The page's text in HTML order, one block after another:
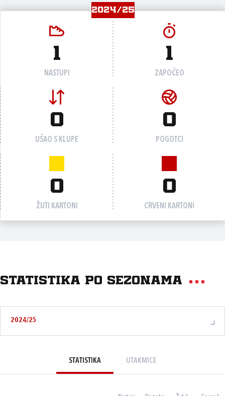
2024/25
1
NASTUPI
1
ZAPOČEO
0
UŠAO S KLUPE
0
POGOTCI
0
ŽUTI KARTONI
0
CRVENI KARTONI
Statistika po sezonama
2024/25
STATISTIKA UTAKMICE